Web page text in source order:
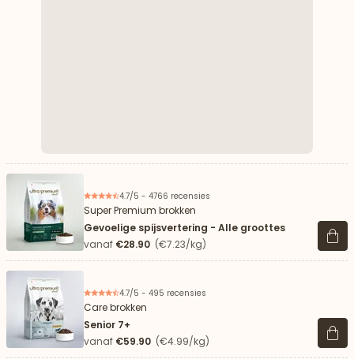
4.7/5 - 4766 recensies
Super Premium brokken
Gevoelige spijsvertering - Alle groottes
vanaf €28.90 (€7.23/kg)
4.7/5 - 495 recensies
Care brokken
Senior 7+
vanaf €59.90 (€4.99/kg)